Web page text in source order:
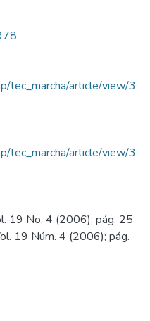
tec_marcha/article/view/3
tec_marcha/article/view/3
19 No. 4 (2006); pág. 25
19 Núm. 4 (2006); pág.